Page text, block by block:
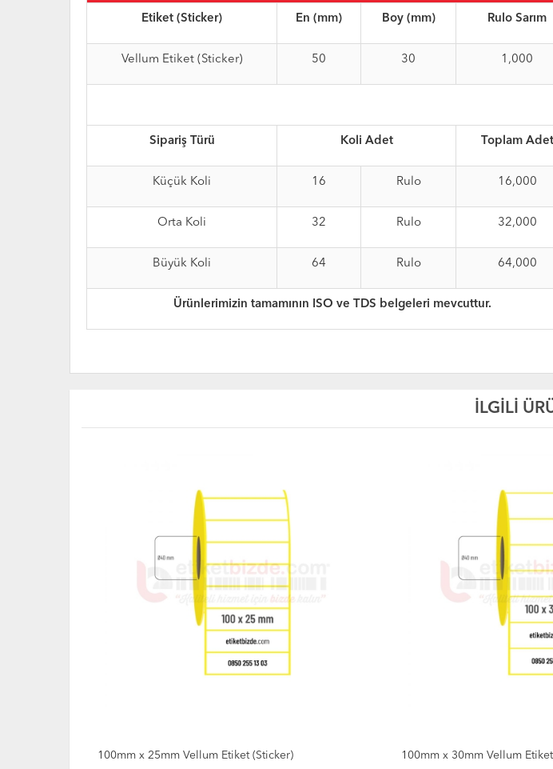
Etiket (Sticker) En (mm) Boy (mm) Rulo Sarım
Vellum Etiket (Sticker) 50 30 1,000
Sipariş Türü Koli Adet Toplam Adet
Küçük Koli 16 Rulo 16,000
Orta Koli 32 Rulo 32,000
Büyük Koli 64 Rulo 64,000
Ürünlerimizin tamamının ISO ve TDS belgeleri mevcuttur.
İLGİLİ
100mm x 25mm Vellum Etiket (Sticker) 100mm x 30mm Vellum